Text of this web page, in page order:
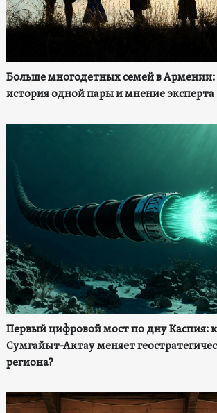
Больше многодетных семей в Армении:
история одной пары и мнение эксперта
Первый цифровой мост по дну Каспия:
Сумгайыт-Актау меняет
региона?